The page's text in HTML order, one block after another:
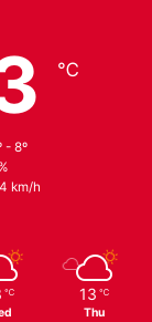
℃
- 8º
km/h
℃ 13 ℃
Thu